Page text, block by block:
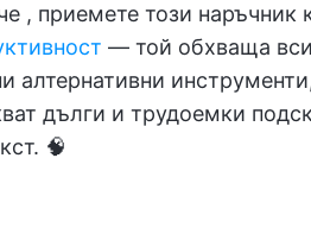
, приемете този наръчник
— той обхваща
алтернативни
дълги и трудоемки
🧠